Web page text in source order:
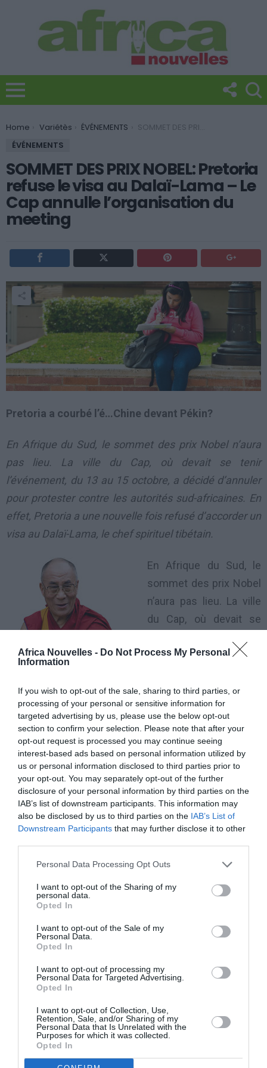
Africa Nouvelles - Do Not Process My Personal
Information
If you wish to opt-out of the sale, sharing to third parties, or
processing of your personal or sensitive information for
targeted advertising by us, please use the below opt-out
section to confirm your selection. Please note that after your
opt-out request is processed you may continue seeing
interest-based ads based on personal information utilized by
us or personal information disclosed to third parties prior to
your opt-out. You may separately opt-out of the further
disclosure of your personal information by third parties on the
IAB’s list of downstream participants. This information may
also be disclosed by us to third parties on the IAB’s List of
Downstream Participants that may further disclose it to other
Personal Data Processing Opt Outs
I want to opt-out of the Sharing of my
personal data.
Opted In
I want to opt-out of the Sale of my
Personal Data.
Opted In
I want to opt-out of processing my
Personal Data for Targeted Advertising.
Opted In
I want to opt-out of Collection, Use,
Retention, Sale, and/or Sharing of my
Personal Data that Is Unrelated with the
Purposes for which it was collected.
Opted In
You are here:
Home Variétès ÉVÉNEMENTS
SOMMET DES PRIX NOBEL: Pretoria refuse le visa au Dalaï-Lama – Le Cap annulle l’organisation du meeting
ÉVÉNEMENTS
SOMMET DES PRIX NOBEL: Pretoria
refuse le visa au Dalaï-Lama – Le
Cap annulle l’organisation du
meeting
Pretoria a courbé l’é…Chine devant Pékin?
En Afrique du Sud, le sommet des prix Nobel n’aura
pas lieu. La ville du Cap, où devait se tenir
l’événement, du 13 au 15 octobre, a décidé d’annuler
pour protester contre les autorités sud-africaines. En
effet, Pretoria a une nouvelle fois refusé d’accorder un
visa au Dalaï-Lama, le chef spirituel tibétain.
En Afrique du Sud, le
sommet des prix Nobel
n’aura pas lieu. La ville
du Cap, où devait se
au 15 octobre, a décidé
contre les autorités
sud-africaines. En effet,
Pretoria a une nouvelle fois refusé d’accorder un visa
au Dalaï-Lama, le chef spirituel tibétain. Patricia De
Lille n’a pas mâché ses mots contre le gouvernement
sud-africain. L’opposante et maire du Cap s’est dite
très en colère et grandement déçue» par ce refus de
visa. Des propos qui font écho à ceux non, moins
vindicatifs, de Desmond Tutu mercredi. L’archevêque
accusé les autorités de «cracher au visage de Nelson
Mandela». Il s’est dit également « honteux
» de voir son
courber l’échine
La Chine considère en effet le Dalaï-Lama comme un
dangereux séparatiste tibétain, et fait pression sur
ses partenaires pour qu’ils refusent toute entrée du
leader bouddhiste sur leur territoire. Or Pretoria ne
cache pas sa diplomatie pro-chinoise. En 2011, le
pouvoir avait joué cartes sur table en justifiant sa
décision par le besoin de ne pas remettre en question
les relations commerciales avec la Chine. Ainsi en